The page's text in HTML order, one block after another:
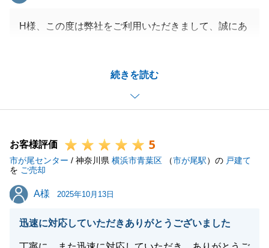
続きを読む
H様、この度は弊社をご利用いただきまして、誠にあ
図の作成や、司法書士との面談など、H様にご協力い
心より感謝申し上げます。
したら、どんな些細なことでもお気軽にご連絡くださ
い。
皆様のご多幸を心よりお祈り申し上げます。
閉じる
お客様評価 5
市が尾センター / 神奈川県 横浜市青葉区 （市が尾駅）の 戸建て
を ご売却
A様
A様 2025年10月13日
迅速に対応していただきありがとうございました